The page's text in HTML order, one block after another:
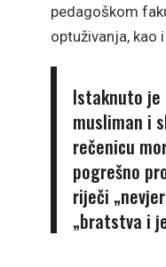
pedagoškom
optuživanja, kao
Istaknuto je
musliman i
rečenicu
pogrešno
riječi
„bratstva i